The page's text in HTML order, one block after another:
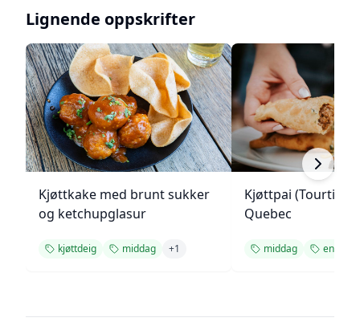
Lignende oppskrifter
Kjøttkake med brunt sukker
og ketchupglasur
kjøttdeig middag +1
Kjøttpai
Quebec
middag enkel